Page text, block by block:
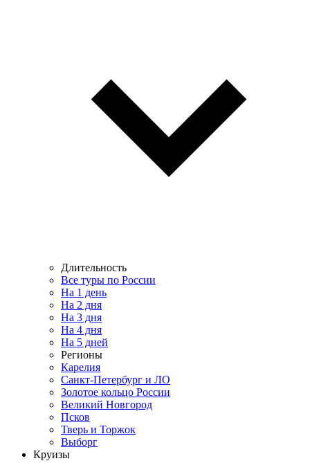
Длительность
Все туры по России
На 1 день
На 2 дня
На 3 дня
На 4 дня
На 5 дней
Регионы
Карелия
Санкт-Петербург и ЛО
Золотое кольцо России
Великий Новгород
Псков
Тверь и Торжок
Выборг
Круизы